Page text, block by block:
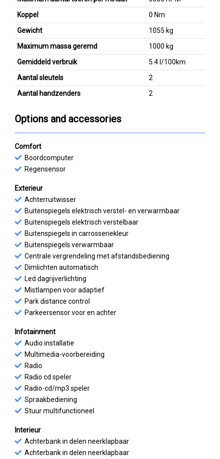
Koppel
0 Nm
Gewicht
1055 kg
Maximum massa geremd
1000 kg
Gemiddeld verbruik
5.4 l/100km
Aantal sleutels
2
Aantal handzenders
2
Options and accessories
Comfort
Boordcomputer
Regensensor
Exterieur
Achterruitwisser
Buitenspiegels elektrisch verstel- en verwarmbaar
Buitenspiegels elektrisch verstelbaar
Buitenspiegels in carrosseriekleur
Buitenspiegels verwarmbaar
Centrale vergrendeling met afstandsbediening
Dimlichten automatisch
Led dagrijverlichting
Mistlampen voor adaptief
Park distance control
Parkeersensor voor en achter
Infotainment
Audio installatie
Multimedia-voorbereiding
Radio
Radio cd speler
Radio-cd/mp3 speler
Spraakbediening
Stuur multifunctioneel
Interieur
Achterbank in delen neerklapbaar
Achterbank in delen neerklapbaar